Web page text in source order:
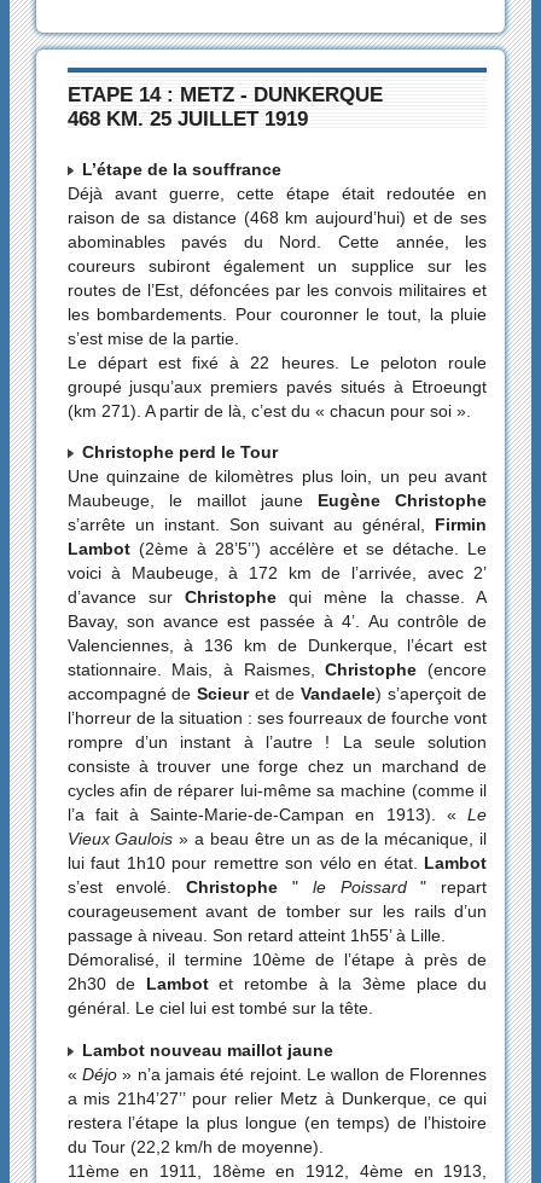
ETAPE 14 : METZ - DUNKERQUE
468 KM. 25 JUILLET 1919
L’étape de la souffrance
Déjà avant guerre, cette étape était redoutée en
raison de sa distance (468 km aujourd’hui) et de ses
abominables pavés du Nord. Cette année, les
coureurs subiront également un supplice sur les
routes de l’Est, défoncées par les convois militaires et
les bombardements. Pour couronner le tout, la pluie
s’est mise de la partie.
Le départ est fixé à 22 heures. Le peloton roule
groupé jusqu’aux premiers pavés situés à Etroeungt
(km 271). A partir de là, c’est du « chacun pour soi ».
Christophe perd le Tour
Une quinzaine de kilomètres plus loin, un peu avant
Maubeuge, le maillot jaune Eugène Christophe
s’arrête un instant. Son suivant au général, Firmin
Lambot(2ème à 28’5’’) accélère et se détache. Le
voici à Maubeuge, à 172 km de l’arrivée, avec 2’
d’avance surChristophe qui mène la chasse. A
Bavay, son avance est passée à 4’. Au contrôle de
Valenciennes, à 136 km de Dunkerque, l’écart est
stationnaire. Mais, à Raismes,Christophe (encore
accompagné deScieuret deVandaele) s’aperçoit de
l’horreur de la situation : ses fourreaux de fourche vont
rompre d’un instant à l’autre ! La seule solution
consiste à trouver une forge chez un marchand de
cycles afin de réparer lui-même sa machine (comme il
l’a fait à Sainte-Marie-de-Campan en 1913). «Le
Vieux Gaulois » a beau être un as de la mécanique, il
lui faut 1h10 pour remettre son vélo en état. Lambot
s’est envolé.Christophe " le Poissard" repart
courageusement avant de tomber sur les rails d’un
passage à niveau. Son retard atteint 1h55’ à Lille.
Démoralisé, il termine 10ème de l’étape à près de
2h30 de Lambotet retombe à la 3ème place du
général. Le ciel lui est tombé sur la tête.
Lambot nouveau maillot jaune
« Déjo» n’a jamais été rejoint. Le wallon de Florennes
a mis 21h4’27’’ pour relier Metz à Dunkerque, ce qui
restera l’étape la plus longue (en temps) de l’histoire
du Tour (22,2 km/h de moyenne).
11ème en 1911, 18ème en 1912, 4ème en 1913,